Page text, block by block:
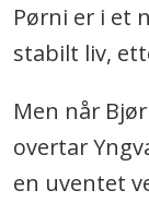
Pørni er i et
stabilt liv,
Men når
overtar
en uventet